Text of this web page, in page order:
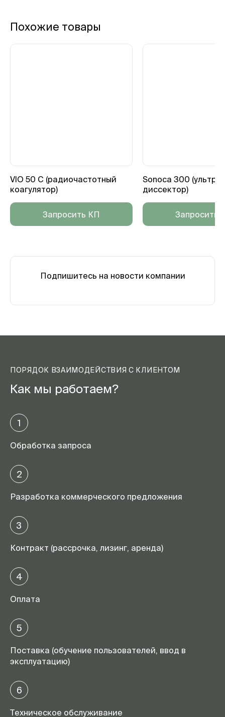
Похожие товары
VIO 50 C (радиочастотный
коагулятор)
Запросить КП
Sonoca 300
диссектор)
Запросить
Подпишитесь на новости компании
ПОРЯДОК ВЗАИМОДЕЙСТВИЯ С КЛИЕНТОМ
Как мы работаем?
1
Обработка запроса
2
Разработка коммерческого предложения
3
Контракт (рассрочка, лизинг, аренда)
4
Оплата
5
Поставка (обучение пользователей, ввод в
эксплуатацию)
6
Техническое обслуживание